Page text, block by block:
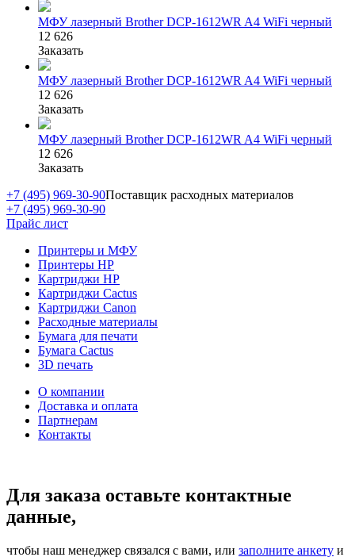
МФУ лазерный Brother DCP-1612WR A4 WiFi черный
12 626
Заказать
МФУ лазерный Brother DCP-1612WR A4 WiFi черный
12 626
Заказать
МФУ лазерный Brother DCP-1612WR A4 WiFi черный
12 626
Заказать
+7 (495) 969-30-90Поставщик расходных материалов
+7 (495) 969-30-90
Прайс лист
Принтеры и МФУ
Принтеры HP
Картриджи HP
Картриджи Cactus
Картриджи Canon
Расходные материалы
Бумага для печати
Бумага Cactus
3D печать
О компании
Доставка и оплата
Партнерам
Контакты
Для заказа оставьте контактные
данные,
чтобы наш менеджер связался с вами, или заполните анкету и